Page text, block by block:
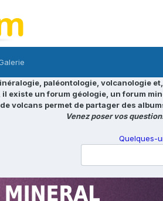
paléontologie, volcanologie
existe un forum géologie, un forum
volcans permet de partager des
Venez poser vos
Quelques-